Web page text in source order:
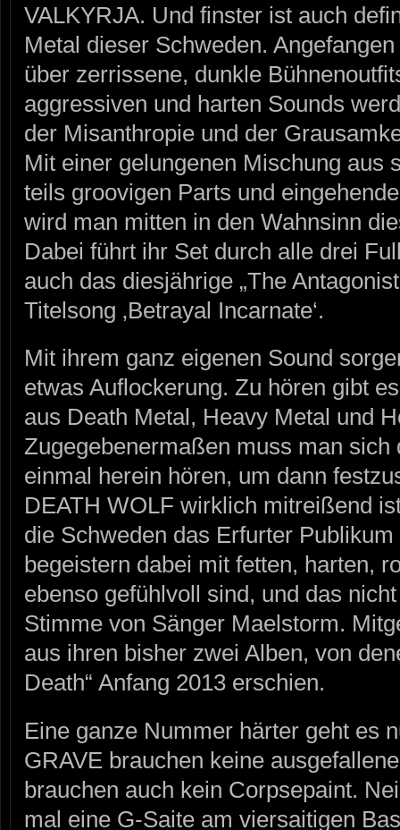
VALKYRJA. Und finster ist auch
Metal dieser Schweden.
über zerrissene, dunkle
aggressiven und harten Sounds
der Misanthropie und der
Mit einer gelungenen Mischung aus
teils groovigen Parts und
wird man mitten in den Wahnsinn
Dabei führt ihr Set durch alle drei
auch das diesjährige „The
Titelsong ‚Betrayal Incarnate‘.
Mit ihrem ganz eigenen Sound
etwas Auflockerung. Zu hören gibt
aus Death Metal, Heavy Metal und
Zugegebenermaßen muss man
einmal herein hören, um dann
DEATH WOLF wirklich mitreißend
die Schweden das Erfurter
begeistern dabei mit fetten, harten,
ebenso gefühlvoll sind, und das
Stimme von Sänger Maelstorm.
aus ihren bisher zwei Alben, von
Death“ Anfang 2013 erschien.
Eine ganze Nummer härter geht es
GRAVE brauchen keine
brauchen auch kein Corpsepaint.
mal eine G-Saite am viersaitigen